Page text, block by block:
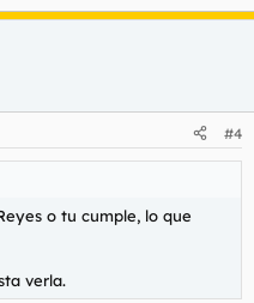
#4
o tu cumple, lo que
verla.